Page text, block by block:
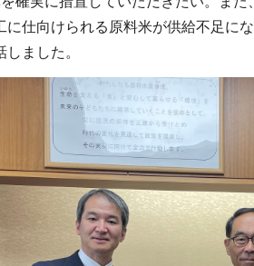
に仕向けられる原料米が供給不足に
ました。